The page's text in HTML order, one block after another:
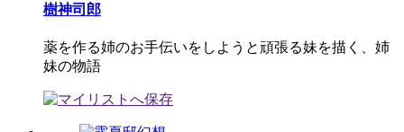
樹神司郎
薬を作る姉のお手伝いをしようと頑張る妹を描く、姉
妹の物語